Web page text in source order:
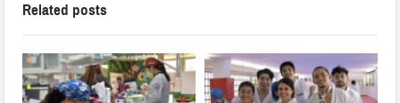
Related posts